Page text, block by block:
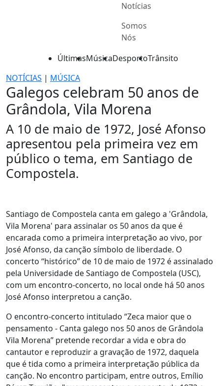
Notícias
Somos
Nós
ÚltimasMúsicaDesportoTrânsito
NOTÍCIAS | MÚSICA
Galegos celebram 50 anos de
Grândola, Vila Morena
A 10 de maio de 1972, José Afonso
apresentou pela primeira vez em
público o tema, em Santiago de
Compostela.
Santiago de Compostela canta em galego a 'Grândola,
Vila Morena' para assinalar os 50 anos da que é
encarada como a primeira interpretação ao vivo, por
José Afonso, da canção símbolo de liberdade. O
concerto “histórico” de 10 de maio de 1972 é assinalado
pela Universidade de Santiago de Compostela (USC),
com um encontro-concerto, no local onde há 50 anos
José Afonso interpretou a canção.
O encontro-concerto intitulado “Zeca maior que o
pensamento - Canta galego nos 50 anos de Grândola
Vila Morena” pretende recordar a vida e obra do
cantautor e reproduzir a gravação de 1972, daquela
que é tida como a primeira interpretação pública da
canção. No encontro participam, entre outros, Emílio